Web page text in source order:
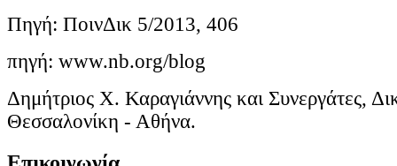
Πηγή: ΠοινΔικ 5/2013, 406
πηγή: www.nb.org/blog
Δημήτριος Χ. Καραγιάννης και Συνεργάτες,
Θεσσαλονίκη - Αθήνα.